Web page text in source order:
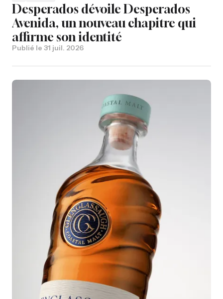
Desperados dévoile Desperados
Avenida, un nouveau chapitre qui
affirme son identité
Publié le 31 juil. 2026